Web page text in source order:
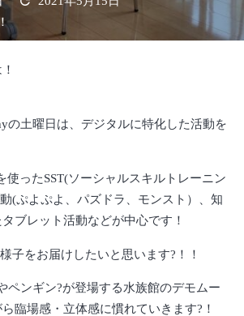
の土曜日は、デジタルに特化した活動を
使ったSST(ソーシャルスキルトレーニン
(ぷよぷよ、パズドラ、モンスト）、知
ブレット活動などが中心です！
子をお届けしたいと思います?！！
ペンギン?が登場する水族館のデモムー
臨場感・立体感に慣れていきます?！